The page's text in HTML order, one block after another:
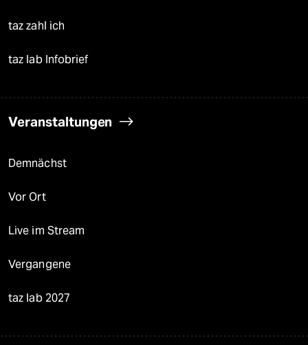
taz zahl ich
taz lab Infobrief
Veranstaltungen
Demnächst
Vor Ort
Live im Stream
Vergangene
taz lab 2027